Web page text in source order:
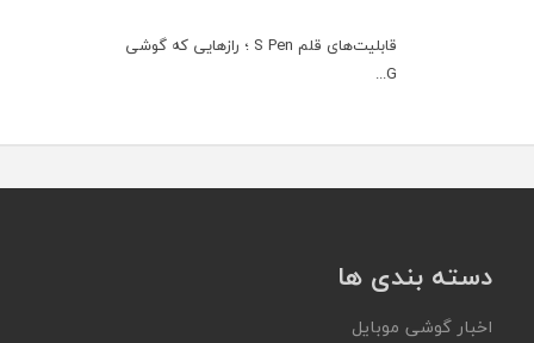
قابلیت‌های قلم S Pen ؛ رازهایی که گوشی
G...
دسته بندی ها
اخبار گوشی موبایل